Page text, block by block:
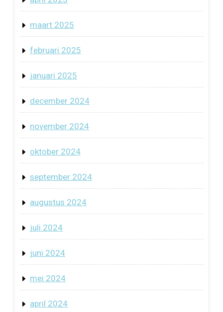
maart 2025
februari 2025
januari 2025
december 2024
november 2024
oktober 2024
september 2024
augustus 2024
juli 2024
juni 2024
mei 2024
april 2024